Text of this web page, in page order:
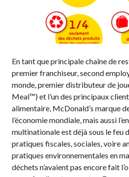
En tant que principale chaîne de
premier franchiseur, second
monde, premier distributeur de
Meal™) et l’un des principaux
alimentaire, McDonald’s marque
l’économie mondiale, mais aussi
multinationale est déjà sous le feu
pratiques fiscales, sociales, voire
pratiques environnementales en
déchets n’avaient pas encore fait